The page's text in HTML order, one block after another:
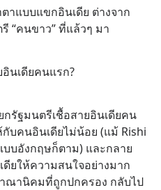
าแบบแขกอินเดีย ต่างจาก
“คนขาว” ที่แล้วๆ มา
นเดียคนแรก?
รัฐมนตรีเชื้อสายอินเดียคน
บคนอินเดียไม่น้อย (แม้ Rishi
บอังกฤษก็ตาม) และกลาย
ยให้ความสนใจอย่างมาก
าณานิคมที่ถูกปกครอง กลับไป